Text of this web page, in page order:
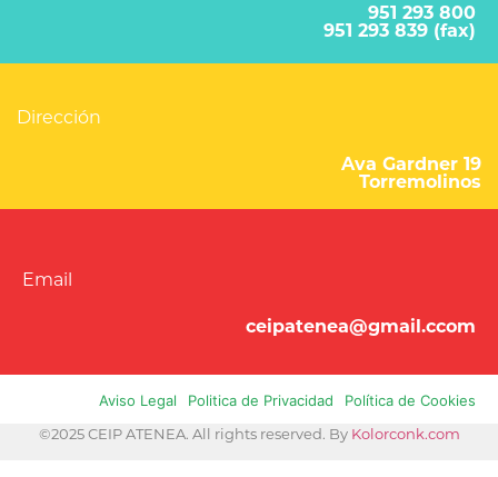
951 293 800
951 293 839 (fax)
Dirección
Ava Gardner 19
Torremolinos
Email
ceipatenea@gmail.ccom
Aviso Legal Politica de Privacidad
Política de Cookies
©2025 CEIP ATENEA. All rights reserved. By Kolorconk.com